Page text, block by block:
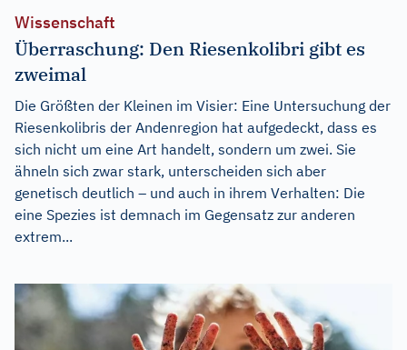
Wissenschaft
Überraschung: Den Riesenkolibri gibt es
zweimal
Die Größten der Kleinen im Visier: Eine Untersuchung der
Riesenkolibris der Andenregion hat aufgedeckt, dass es
sich nicht um eine Art handelt, sondern um zwei. Sie
ähneln sich zwar stark, unterscheiden sich aber
genetisch deutlich – und auch in ihrem Verhalten: Die
eine Spezies ist demnach im Gegensatz zur anderen
extrem...